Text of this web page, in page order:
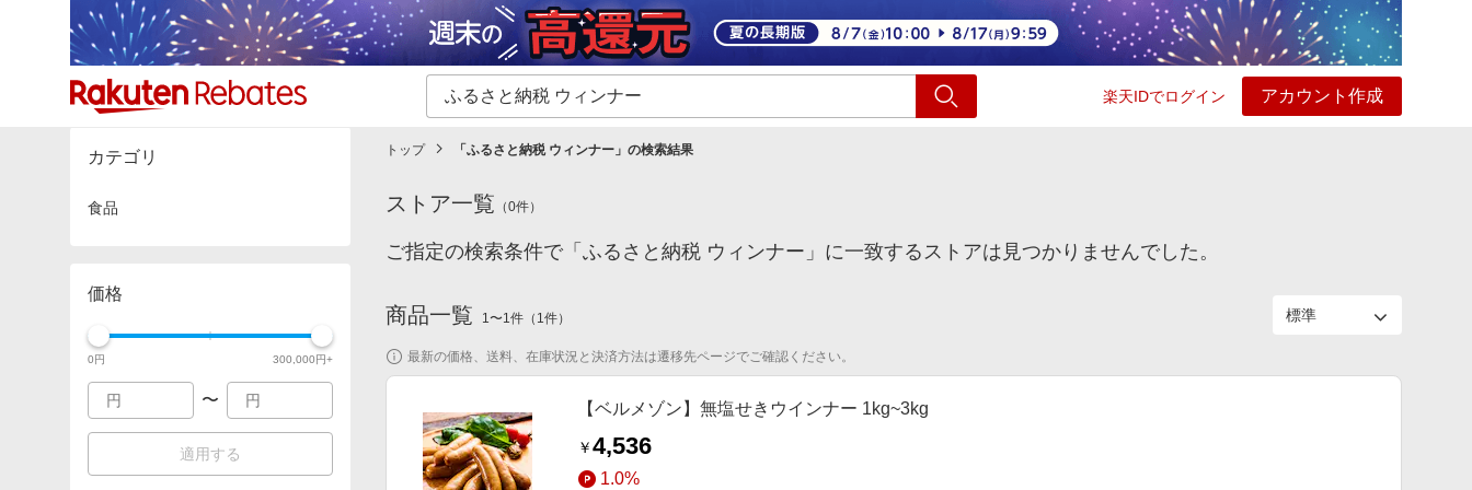
楽天IDでログイン アカウント作成
カテゴリー一覧 イベント一覧 ショッピング
カテゴリ
食品
価格
0円 300,000円+
〜
適用する
トップ 「 ふるさと納税 ウィンナー 」の検索結果
ストア一覧 （0件）
ご指定の検索条件で「ふるさと納税 ウィンナー」に一致するストアは見つかりませんでした。
商品一覧 1〜1件 （ 1件）
最新の価格、送料、在庫状況と決済方法は遷移先ページでご確認ください。
【ベルメゾン】無塩せきウインナー 1kg~3kg
￥4,536
1.0%